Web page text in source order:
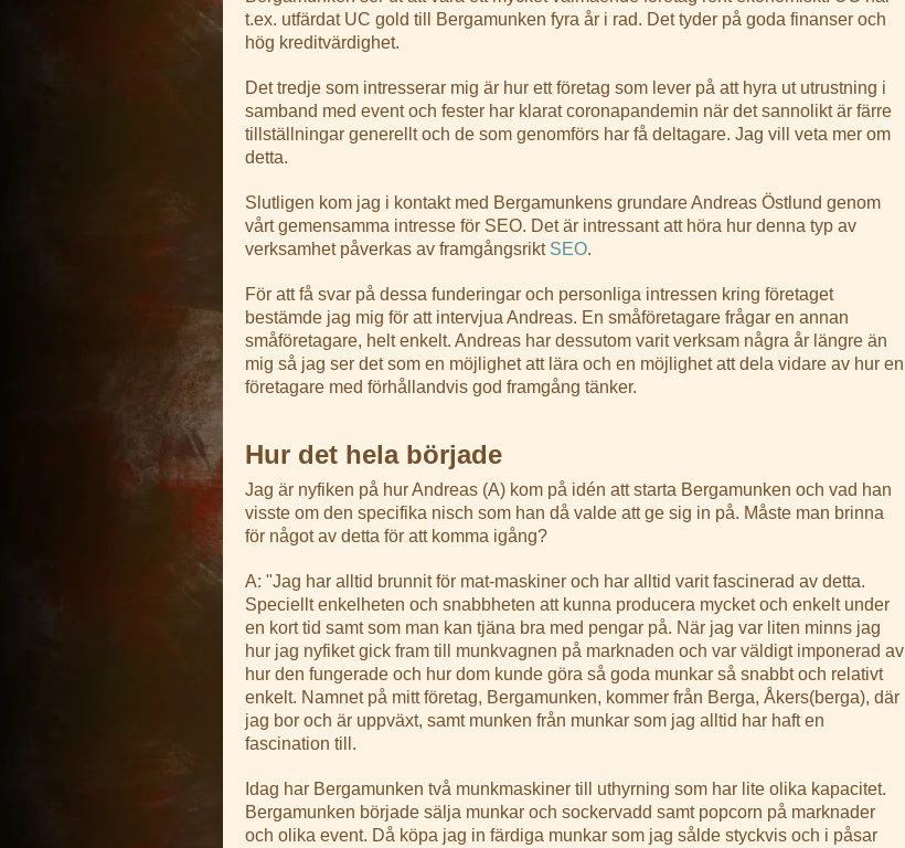
t.ex. utfärdat UC gold till Bergamunken fyra år i rad. Det tyder på goda finanser och
hög kreditvärdighet.
Det tredje som intresserar mig är hur ett företag som lever på att hyra ut utrustning i
samband med event och fester har klarat coronapandemin när det sannolikt är färre
tillställningar generellt och de som genomförs har få deltagare. Jag vill veta mer om
detta.
Slutligen kom jag i kontakt med Bergamunkens grundare Andreas Östlund genom
vårt gemensamma intresse för SEO. Det är intressant att höra hur denna typ av
verksamhet påverkas av framgångsrikt SEO.
För att få svar på dessa funderingar och personliga intressen kring företaget
bestämde jag mig för att intervjua Andreas. En småföretagare frågar en annan
småföretagare, helt enkelt. Andreas har dessutom varit verksam några år längre än
mig så jag ser det som en möjlighet att lära och en möjlighet att dela vidare av hur en
företagare med förhållandvis god framgång tänker.
Hur det hela började
Jag är nyfiken på hur Andreas (A) kom på idén att starta Bergamunken och vad han
visste om den specifika nisch som han då valde att ge sig in på. Måste man brinna
för något av detta för att komma igång?
A: "Jag har alltid brunnit för mat-maskiner och har alltid varit fascinerad av detta.
Speciellt enkelheten och snabbheten att kunna producera mycket och enkelt under
en kort tid samt som man kan tjäna bra med pengar på. När jag var liten minns jag
hur jag nyfiket gick fram till munkvagnen på marknaden och var väldigt imponerad av
hur den fungerade och hur dom kunde göra så goda munkar så snabbt och relativt
enkelt. Namnet på mitt företag, Bergamunken, kommer från Berga, Åkers(berga), där
jag bor och är uppväxt, samt munken från munkar som jag alltid har haft en
fascination till.
Idag har Bergamunken två munkmaskiner till uthyrning som har lite olika kapacitet.
Bergamunken började sälja munkar och sockervadd samt popcorn på marknader
och olika event. Då köpa jag in färdiga munkar som jag sålde styckvis och i påsar